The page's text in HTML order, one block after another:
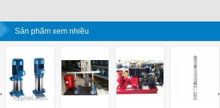
Sản phẩm xem nhiều
‹ ›